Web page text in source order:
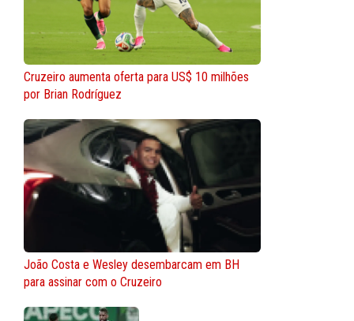
Cruzeiro aumenta oferta para US$ 10 milhões
por Brian Rodríguez
João Costa e Wesley desembarcam em BH
para assinar com o Cruzeiro